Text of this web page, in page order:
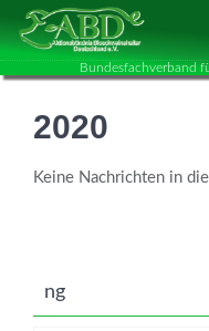
Bundesfachverband
2020
Keine Nachrichten in
ng